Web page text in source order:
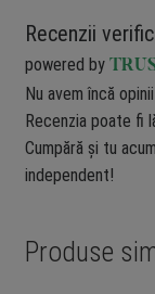
Recenzii
powered by
Nu avem încă
Recenzia poate fi
Cumpără și tu
independent!
Produse